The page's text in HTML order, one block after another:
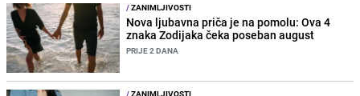
/ZANIMLJIVOSTI
Nova ljubavna priča je na pomolu: Ova 4
znaka Zodijaka čeka poseban august
PRIJE 2 DANA
/ZANIMLJIVOSTI